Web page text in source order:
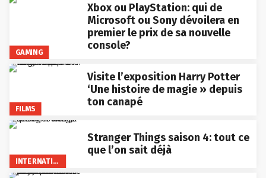
GAMING
Xbox ou PlayStation: qui de
Microsoft ou Sony dévoilera en
premier le prix de sa nouvelle
console?
FILMS
Visite l’exposition Harry Potter
‘Une histoire de magie » depuis
ton canapé
INTERNATIONAL
Stranger Things saison 4: tout ce
que l’on sait déjà